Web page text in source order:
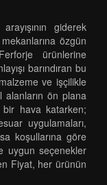
giderek
özgün
ürünlerine
barındıran bu
ve işçilikle
alanların ön plana
bir hava katarken;
uygulamaları,
koşullarına göre
uygun seçenekler
Fiyat, her ürünün